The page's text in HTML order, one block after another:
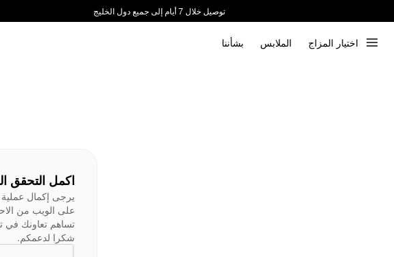
توصيل خلال 7 أيام إلى جميع دول الخليج
اختيار المزاج الملابس بشأننا
اكمل التحقق
يرجى إكمال عملية
على الويب من
تساهم تعاونك في
شكرا لدعمكم.